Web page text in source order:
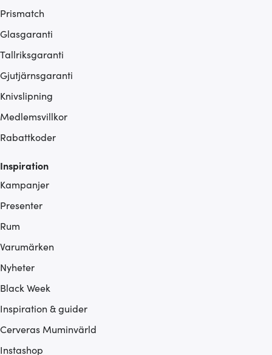
Prismatch
Glasgaranti
Tallriksgaranti
Gjutjärnsgaranti
Knivslipning
Medlemsvillkor
Rabattkoder
Inspiration
Kampanjer
Presenter
Rum
Varumärken
Nyheter
Black Week
Inspiration & guider
Cerveras Muminvärld
Instashop